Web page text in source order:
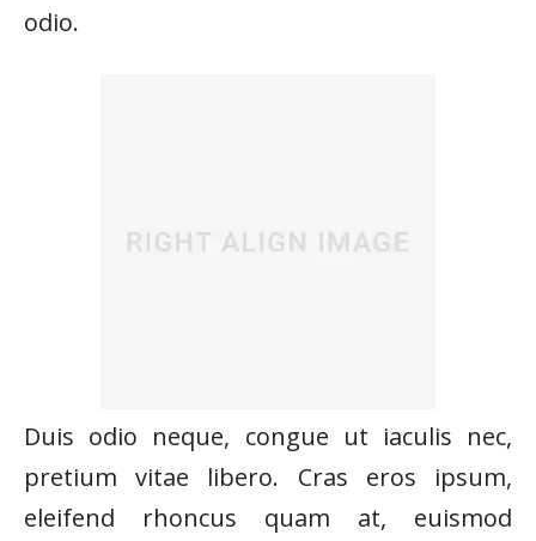
odio.
Duis odio neque, congue ut iaculis nec,
pretium vitae libero. Cras eros ipsum,
eleifend rhoncus quam at, euismod